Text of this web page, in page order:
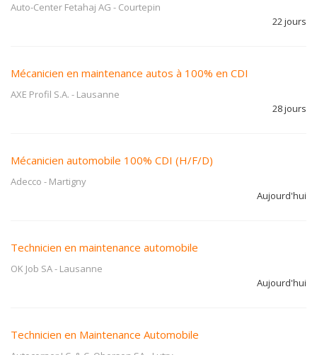
Auto-Center Fetahaj AG - Courtepin
22 jours
Mécanicien en maintenance autos à 100% en CDI
AXE Profil S.A. - Lausanne
28 jours
Mécanicien automobile 100% CDI (H/F/D)
Adecco - Martigny
Aujourd'hui
Technicien en maintenance automobile
OK Job SA- Lausanne
Aujourd'hui
Technicien en Maintenance Automobile